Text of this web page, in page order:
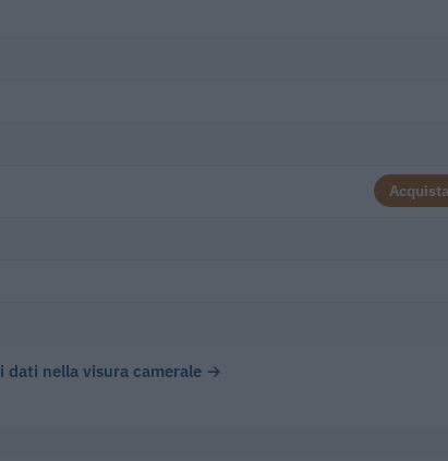
dati nella visura camerale →